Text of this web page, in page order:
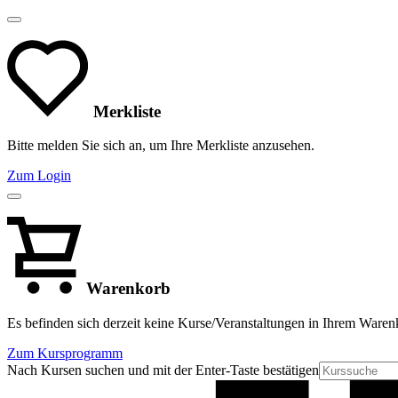
Merkliste
Bitte melden Sie sich an, um Ihre Merkliste anzusehen.
Zum Login
Warenkorb
Es befinden sich derzeit keine Kurse/Veranstaltungen in Ihrem
Zum Kursprogramm
Nach Kursen suchen und mit der Enter-Taste bestätigen